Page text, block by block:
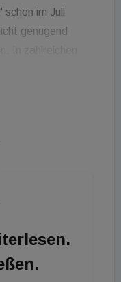
schon im Juli
genügend
stets als nicht
diese würden
gereinigt. Für
die Bau- und
mehr
Das